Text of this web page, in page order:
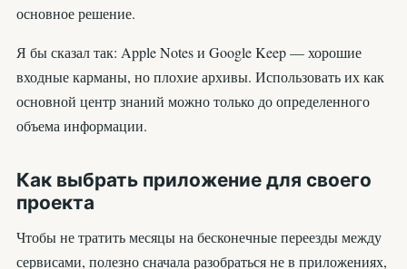
основное решение.
Я бы сказал так: Apple Notes и Google Keep — хорошие
входные карманы, но плохие архивы. Использовать их как
основной центр знаний можно только до определенного
объема информации.
Как выбрать приложение для своего
проекта
Чтобы не тратить месяцы на бесконечные переезды между
сервисами, полезно сначала разобраться не в приложениях,